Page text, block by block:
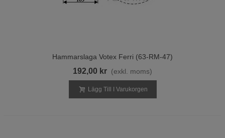
Hammarslaga Votex Ferri (63-RM-47)
192,00 kr (exkl. moms)
Lägg Till I Varukorgen